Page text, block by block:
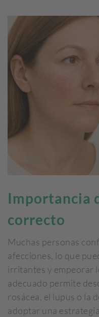
Importancia
correcto
Muchas personas
afecciones, lo que
irritantes y empeorar
adecuado permite
rosácea, el lupus o la
adoptar una